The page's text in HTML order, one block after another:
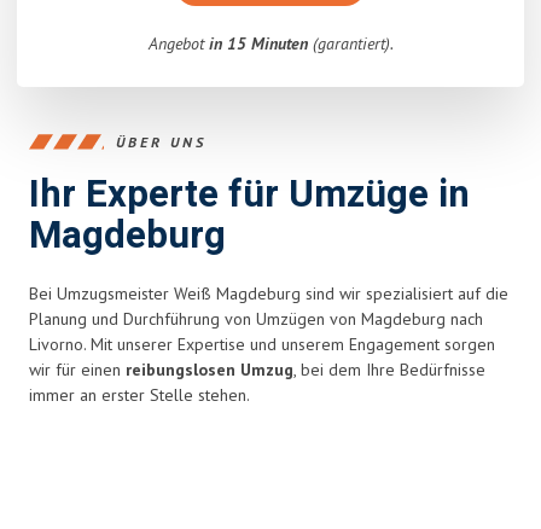
Angebotin 15 Minuten(garantiert).
ÜBER UNS
Ihr Experte für Umzüge in
Magdeburg
Bei Umzugsmeister Weiß Magdeburg sind wir spezialisiert auf die
Planung und Durchführung von Umzügen von Magdeburg nach
Livorno. Mit unserer Expertise und unserem Engagement sorgen
wir für einen reibungslosen Umzug, bei dem Ihre Bedürfnisse
immer an erster Stelle stehen.